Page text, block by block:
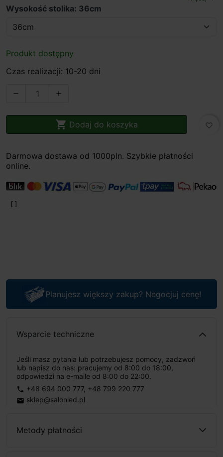
Wysokość stolika: 36cm
Produkt dostępny
Czas realizacji: 10-20 dni
 
 Dodaj do koszyka favorite_border
Darmowa dostawa od 1000pln. Szybkie płatności
online.
Planujesz większy zakup? Negocjuj cenę!
Wsparcie techniczne
Jeśli masz pytania lub potrzebujesz pomocy, zadzwoń
lub napisz do nas: pracujemy od 8:00 do 18:00,
odpowiedzi na e-maile od 8:00 do 22:00.
phone +48 694 000 777, +48 799 220 777
email sklep@salonled.pl
Metody płatności